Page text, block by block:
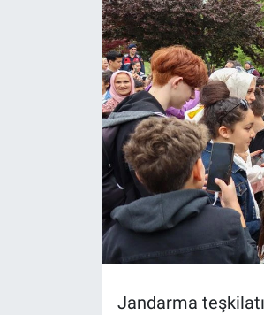
Jandarma
Kütahya
Magazin